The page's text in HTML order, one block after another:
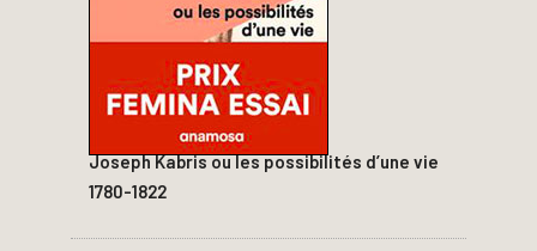
Joseph Kabris ou les possibilités d’une vie
1780-1822